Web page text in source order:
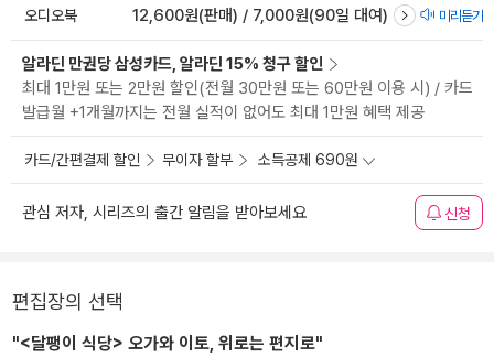
오디오북 12,600원(판매) / 7,000원(90일 대여) 미리듣기
알라딘 만권당 삼성카드, 알라딘 15% 청구 할인
최대 1만원 또는 2만원 할인(전월 30만원 또는 60만원 이용 시) / 카드
발급월 +1개월까지는 전월 실적이 없어도 최대 1만원 혜택 제공
카드/간편결제 할인 무이자 할부 소득공제 690원
관심 저자, 시리즈의 출간 알림을 받아보세요 신청
편집장의 선택
"<달팽이 식당> 오가와 이토, 위로는 편지로"